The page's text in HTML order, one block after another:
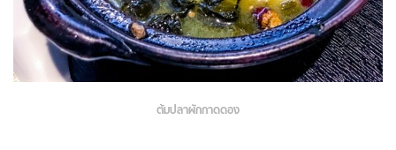
ต้มปลาผักกาดดอง